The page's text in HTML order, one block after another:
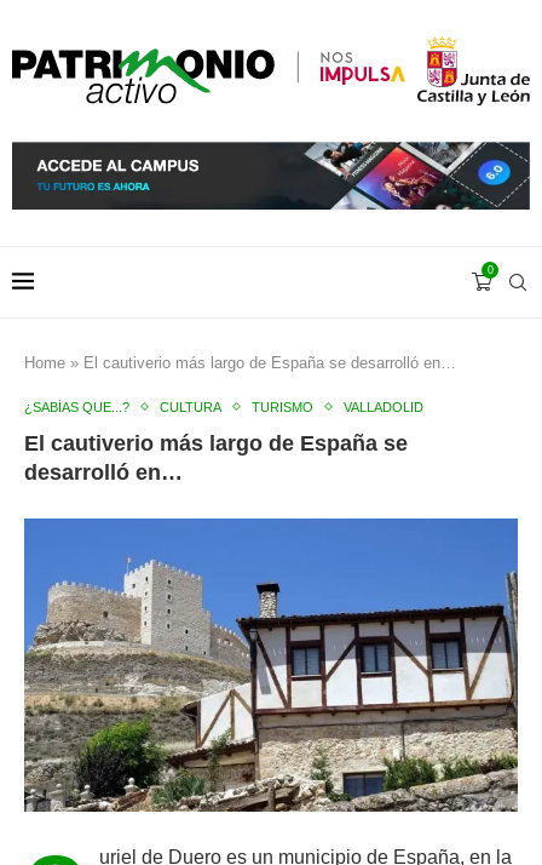
0
Home » El cautiverio más largo de España se desarrolló en…
¿SABÍAS QUE...? CULTURA TURISMO VALLADOLID
El cautiverio más largo de España se
desarrolló en…
uriel de Duero es un municipio de España, en la